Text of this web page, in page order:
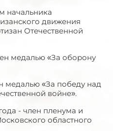
начальника
движения
Отечественной
медалью «За оборону
медалью «За победу над
войне».
- член пленума и
областного